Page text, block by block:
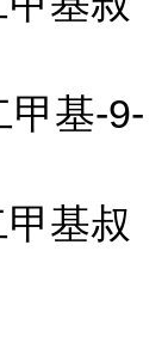
甲基-9-
基叔